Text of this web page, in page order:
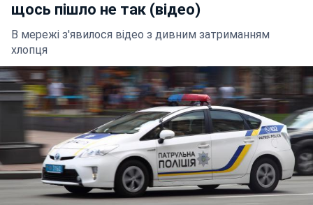
щось пішло не так (відео)
В мережі з'явилося відео з дивним затриманням
хлопця